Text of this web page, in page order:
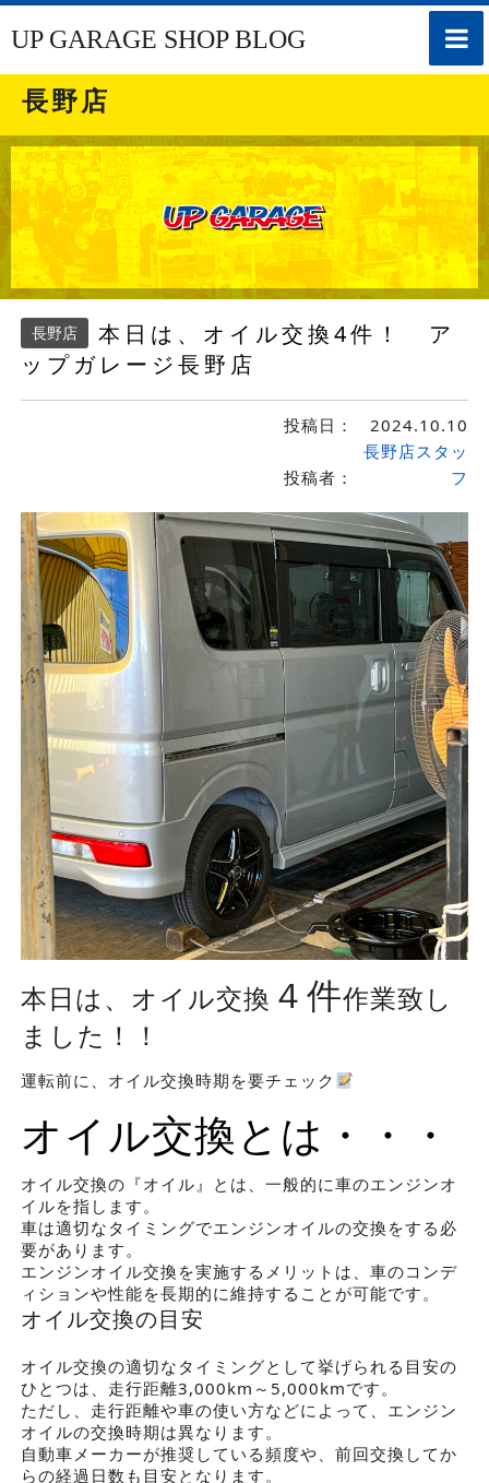
toggle
UP GARAGE SHOP BLOG
長野店
長野店
本日は、オイル交換4件！ ア
ップガレージ長野店
投稿日： 2024.10.10
投稿者：
長野店スタッ
フ
本日は、オイル交換 ４件作業致し
ました！！
運転前に、オイル交換時期を要チェック
オイル交換とは・・・
オイル交換の『オイル』とは、一般的に車のエンジンオ
イルを指します。
車は適切なタイミングでエンジンオイルの交換をする必
要があります。
エンジンオイル交換を実施するメリットは、車のコンデ
ィションや性能を長期的に維持することが可能です。
オイル交換の目安
オイル交換の適切なタイミングとして挙げられる目安の
ひとつは、走行距離3,000km～5,000kmです。
ただし、走行距離や車の使い方などによって、エンジン
オイルの交換時期は異なります。
自動車メーカーが推奨している頻度や、前回交換してか
らの経過日数も目安となります。